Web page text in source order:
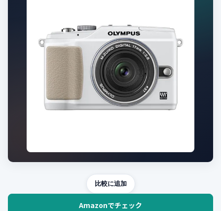
比較に追加
Amazonでチェック